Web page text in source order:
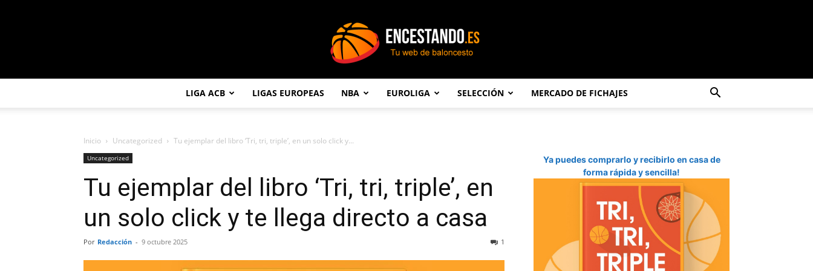
LIGA ACB LIGAS EUROPEAS NBA EUROLIGA SELECCIÓN MERCADO DE FICHAJES
Inicio Uncategorized Tu ejemplar del libro ‘Tri, tri, triple’, en un solo click y...
Uncategorized
Tu ejemplar del libro ‘Tri, tri, triple’, en
un solo click y te llega directo a casa
Por Redacción - 9 octubre 2025 1
Ya puedes comprarlo y recibirlo en casa de
forma rápida y sencilla!